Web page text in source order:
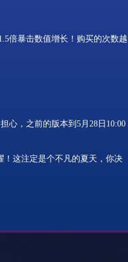
倍暴击数值增长！购买的次数越
心，之前的版本到5月28日10:00
这注定是个不凡的夏天，你决